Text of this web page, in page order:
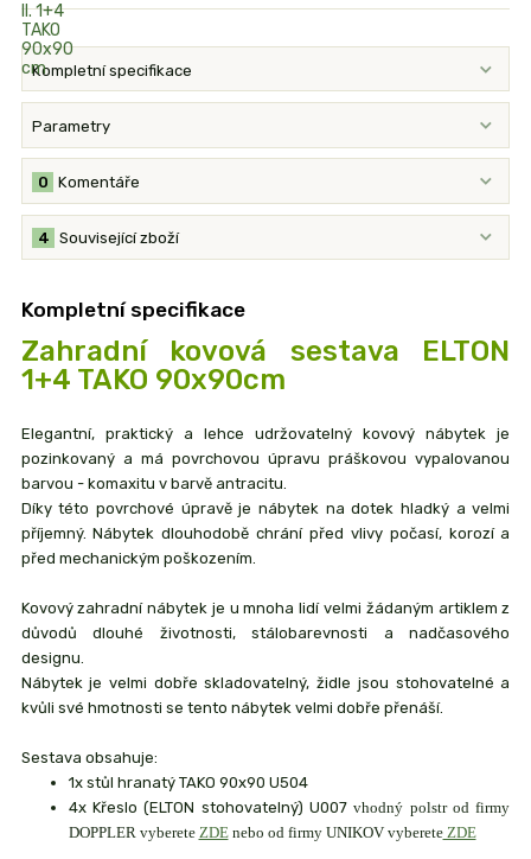
Kompletní specifikace
Parametry
Komentáře
0
Související zboží
4
Kompletní specifikace
Zahradní kovová sestava ELTON
1+4 TAKO 90x90cm
Elegantní, praktický a lehce udržovatelný kovový nábytek je
pozinkovaný a má povrchovou úpravu práškovou vypalovanou
barvou - komaxitu v barvě antracitu.
Díky této povrchové úpravě je nábytek na dotek hladký a velmi
příjemný. Nábytek dlouhodobě chrání před vlivy počasí, korozí a
před mechanickým poškozením.
Kovový zahradní nábytek je u mnoha lidí velmi žádaným artiklem z
důvodů dlouhé životnosti, stálobarevnosti a nadčasového
designu.
Nábytek je velmi dobře skladovatelný, židle jsou stohovatelné a
kvůli své hmotnosti se tento nábytek velmi dobře přenáší.
Sestava obsahuje:
1x stůl hranatý TAKO 90x90 U504
4x Křeslo (ELTON stohovatelný) U007vhodný polstr od firmy
DOPPLER vyberete ZDEnebo od firmy UNIKOV vybereteZDE